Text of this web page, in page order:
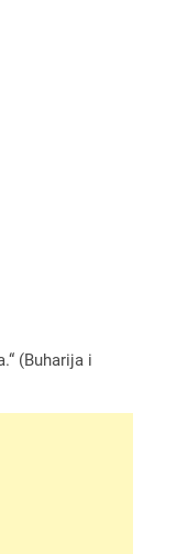
(Buharija i